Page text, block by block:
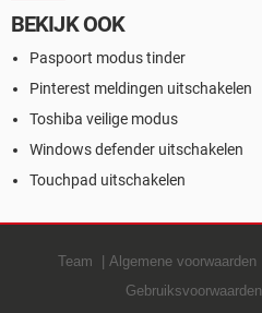
BEKIJK OOK
Paspoort modus tinder
Pinterest meldingen uitschakelen
Toshiba veilige modus
Windows defender uitschakelen
Touchpad uitschakelen
Team Algemene voorwaarden
Gebruiksvoorwaarden